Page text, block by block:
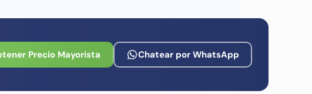
Precio Mayorista Chatear por WhatsApp